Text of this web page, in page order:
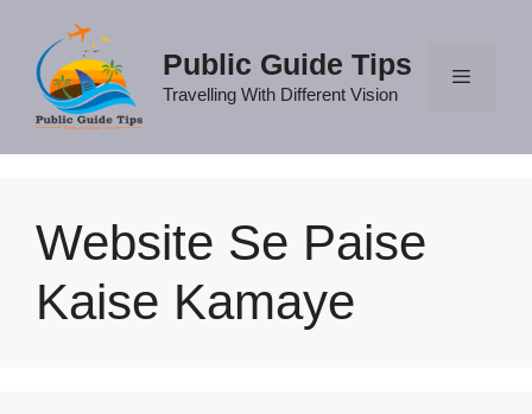
content
Public Guide Tips
Travelling With Different Vision
Website Se Paise
Kaise Kamaye